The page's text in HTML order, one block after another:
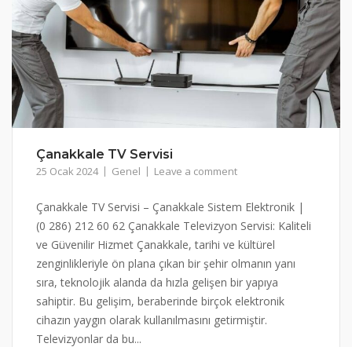
Çanakkale TV Servisi
25 Ocak 2024 Genel Leave a comment
Çanakkale TV Servisi – Çanakkale Sistem Elektronik |
(0 286) 212 60 62 Çanakkale Televizyon Servisi: Kaliteli
ve Güvenilir Hizmet Çanakkale, tarihi ve kültürel
zenginlikleriyle ön plana çıkan bir şehir olmanın yanı
sıra, teknolojik alanda da hızla gelişen bir yapıya
sahiptir. Bu gelişim, beraberinde birçok elektronik
cihazın yaygın olarak kullanılmasını getirmiştir.
Televizyonlar da bu...